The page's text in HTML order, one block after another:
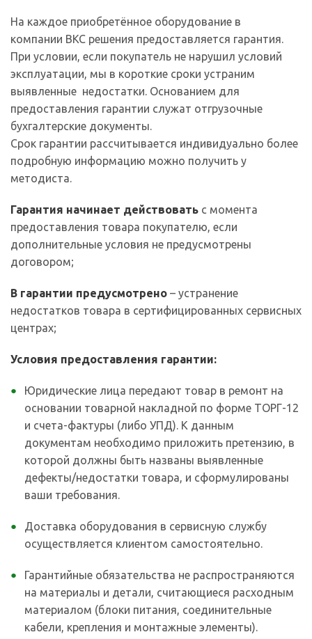
На каждое приобретённое оборудование в
компании ВКС решения предоставляется гарантия.
При условии, если покупатель не нарушил условий
эксплуатации, мы в короткие сроки устраним
выявленные недостатки. Основанием для
предоставления гарантии служат отгрузочные
бухгалтерские документы.
Срок гарантии рассчитывается индивидуально более
подробную информацию можно получить у
методиста.
Гарантия начинает действовать с момента
предоставления товара покупателю, если
дополнительные условия не предусмотрены
договором;
В гарантии предусмотрено – устранение
недостатков товара в сертифицированных сервисных
центрах;
Условия предоставления гарантии:
Юридические лица передают товар в ремонт на
основании товарной накладной по форме ТОРГ-12
и счета-фактуры (либо УПД). К данным
документам необходимо приложить претензию, в
которой должны быть названы выявленные
дефекты/недостатки товара, и сформулированы
ваши требования.
Доставка оборудования в сервисную службу
осуществляется клиентом самостоятельно.
Гарантийные обязательства не распространяются
на материалы и детали, считающиеся расходным
материалом (блоки питания, соединительные
кабели, крепления и монтажные элементы).